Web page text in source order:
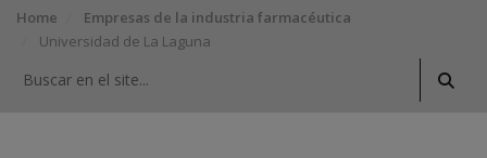
Home
Empresas de la industria farmacéutica
Universidad de La Laguna